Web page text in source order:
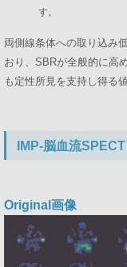
す。
両側線条体への取り込み
おり、SBRが全般的に高
も定性所見を支持し得る
IMP-脳血流SPECT
Original画像